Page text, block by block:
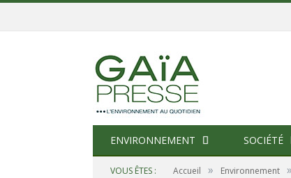
ENVIRONNEMENT SOCIÉTÉ
VOUS ÊTES : Accueil » Environnement »